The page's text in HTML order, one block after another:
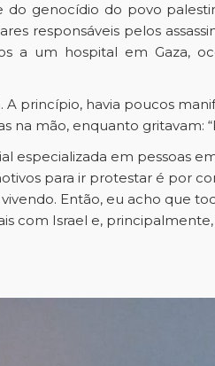
do genocídio do povo
responsáveis pelos
a um hospital em Gaza,
A princípio, havia poucos
na mão, enquanto gritavam:
especializada em pessoas
para ir protestar é por
Então, eu acho que
com Israel e,